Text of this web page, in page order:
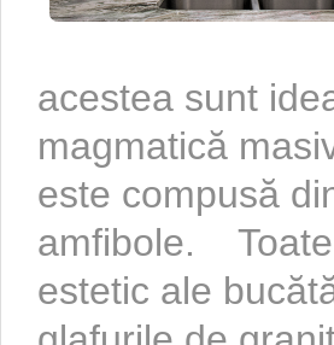
acestea sunt
magmatică
este compusă
amfibole. Toate
estetic ale